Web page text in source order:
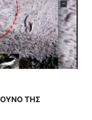
ΤΗΣ